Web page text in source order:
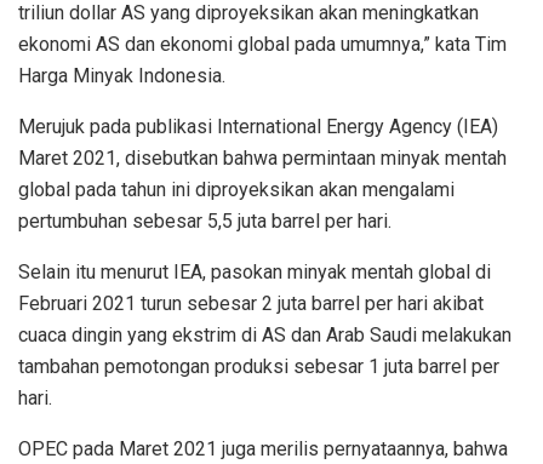
triliun dollar AS yang diproyeksikan akan meningkatkan
ekonomi AS dan ekonomi global pada umumnya,” kata Tim
Harga Minyak Indonesia.
Merujuk pada publikasi International Energy Agency (IEA)
Maret 2021, disebutkan bahwa permintaan minyak mentah
global pada tahun ini diproyeksikan akan mengalami
pertumbuhan sebesar 5,5 juta barrel per hari.
Selain itu menurut IEA, pasokan minyak mentah global di
Februari 2021 turun sebesar 2 juta barrel per hari akibat
cuaca dingin yang ekstrim di AS dan Arab Saudi melakukan
tambahan pemotongan produksi sebesar 1 juta barrel per
hari.
OPEC pada Maret 2021 juga merilis pernyataannya, bahwa